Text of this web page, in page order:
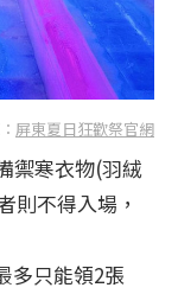
屏東夏日狂歡祭官網
禦寒衣物(羽絨
則不得入場，
多只能領2張